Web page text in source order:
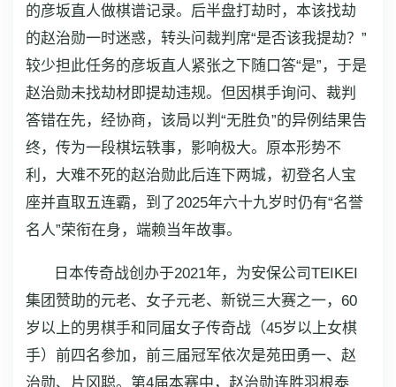
的彦坂直人做棋谱记录。后半盘打劫时，本该找劫
的赵治勋一时迷惑，转头问裁判席“是否该我提劫？”
较少担此任务的彦坂直人紧张之下随口答“是”，于是
赵治勋未找劫材即提劫违规。但因棋手询问、裁判
答错在先，经协商，该局以判“无胜负”的异例结果告
终，传为一段棋坛轶事，影响极大。原本形势不
利，大难不死的赵治勋此后连下两城，初登名人宝
座并直取五连霸，到了2025年六十九岁时仍有“名誉
名人”荣衔在身，端赖当年故事。
日本传奇战创办于2021年，为安保公司TEIKEI
集团赞助的元老、女子元老、新锐三大赛之一，60
岁以上的男棋手和同届女子传奇战（45岁以上女棋
手）前四名参加，前三届冠军依次是苑田勇一、赵
治勋、片冈聪。第4届本赛中，赵治勋连胜羽根泰